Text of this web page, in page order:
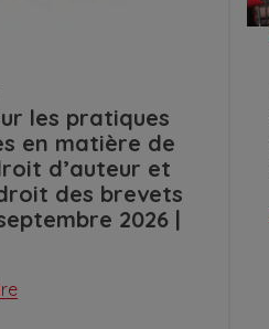
les pratiques
en matière de
d’auteur et
des brevets
2026 |